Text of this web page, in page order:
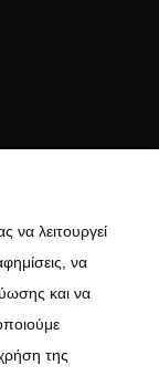
να λειτουργεί
να
και να
της